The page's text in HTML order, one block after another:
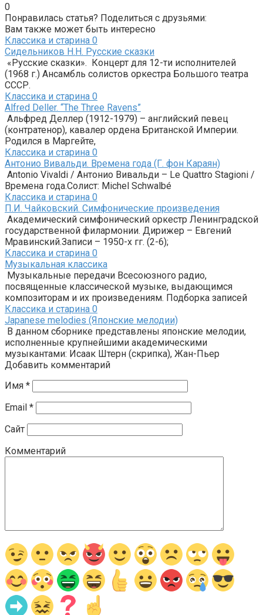
0
Понравилась статья? Поделиться с друзьями:
Вам также может быть интересно
Классика и старина 0
Сидельников Н.Н. Русские сказки
«Русские сказки». Концерт для 12-ти исполнителей
(1968 г.) Ансамбль солистов оркестра Большого театра
СССР.
Классика и старина 0
Alfred Deller. “The Three Ravens”
Альфред Деллер (1912-1979) – английский певец
(контратенор), кавалер ордена Британской Империи.
Родился в Маргейте,
Классика и старина 0
Антонио Вивальди. Времена года (Г. фон Караян)
Antonio Vivaldi / Антонио Вивальди – Le Quattro Stagioni /
Времена года.Солист: Michel Schwalbé
Классика и старина 0
П.И. Чайковский. Симфонические произведения
Академический симфонический оркестр Ленинградской
государственной филармонии. Дирижер – Евгений
Мравинский.Записи – 1950-х гг. (2-6);
Классика и старина 0
Музыкальная классика
Музыкальные передачи Всесоюзного радио,
посвященные классической музыке, выдающимся
композиторам и их произведениям. Подборка записей
Классика и старина 0
Japanese melodies (Японские мелодии)
В данном сборнике представлены японские мелодии,
исполненные крупнейшими академическими
музыкантами: Исаак Штерн (скрипка), Жан-Пьер
Добавить комментарий
Имя *
Email *
Сайт
Комментарий